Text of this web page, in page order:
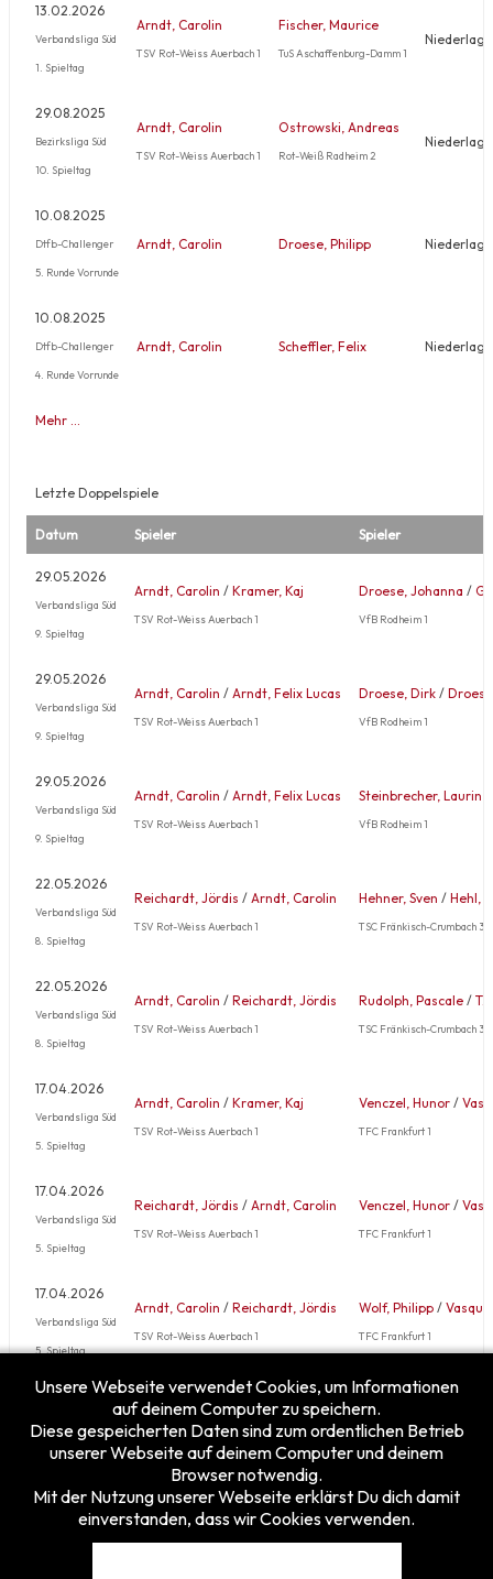
13.02.2026
Verbandsliga Süd
1. Spieltag
Arndt, Carolin
TSV Rot-Weiss Auerbach 1
Fischer, Maurice
TuS Aschaffenburg-Damm 1
Niederlage
29.08.2025
Bezirksliga Süd
10. Spieltag
Arndt, Carolin
TSV Rot-Weiss Auerbach 1
Ostrowski, Andreas
Rot-Weiß Radheim 2
Niederlage
10.08.2025
Dtfb-Challenger
5. Runde Vorrunde
Arndt, Carolin Droese, Philipp Niederlage
10.08.2025
Dtfb-Challenger
4. Runde Vorrunde
Arndt, Carolin Scheffler, Felix Niederlage
Mehr …
Letzte Doppelspiele
Datum Spieler Spieler
29.05.2026
Verbandsliga Süd
9. Spieltag
Arndt, Carolin / Kramer, Kaj
TSV Rot-Weiss Auerbach 1
Droese, Johanna /
VfB Rodheim 1
29.05.2026
Verbandsliga Süd
9. Spieltag
Arndt, Carolin / Arndt, Felix Lucas
TSV Rot-Weiss Auerbach 1
Droese, Dirk /
VfB Rodheim 1
29.05.2026
Verbandsliga Süd
9. Spieltag
Arndt, Carolin / Arndt, Felix Lucas
TSV Rot-Weiss Auerbach 1
Steinbrecher, Laurin
VfB Rodheim 1
22.05.2026
Verbandsliga Süd
8. Spieltag
Reichardt, Jördis / Arndt, Carolin
TSV Rot-Weiss Auerbach 1
Hehner, Sven / Hehl,
TSC Fränkisch-Crumbach 3
22.05.2026
Verbandsliga Süd
8. Spieltag
Arndt, Carolin / Reichardt, Jördis
TSV Rot-Weiss Auerbach 1
Rudolph, Pascale /
TSC Fränkisch-Crumbach 3
17.04.2026
Verbandsliga Süd
5. Spieltag
Arndt, Carolin / Kramer, Kaj
TSV Rot-Weiss Auerbach 1
Venczel, Hunor /
TFC Frankfurt 1
17.04.2026
Verbandsliga Süd
5. Spieltag
Reichardt, Jördis / Arndt, Carolin
TSV Rot-Weiss Auerbach 1
Venczel, Hunor /
TFC Frankfurt 1
17.04.2026
Verbandsliga Süd
5. Spieltag
Arndt, Carolin / Reichardt, Jördis
TSV Rot-Weiss Auerbach 1
Wolf, Philipp /
TFC Frankfurt 1
Mehr …
Besucherzähler
Heute
8
Unsere Webseite verwendet Cookies, um Informationen
auf deinem Computer zu speichern.
Diese gespeicherten Daten sind zum ordentlichen Betrieb
unserer Webseite auf deinem Computer und deinem
Browser notwendig.
Mit der Nutzung unserer Webseite erklärst Du dich damit
einverstanden, dass wir Cookies verwenden.